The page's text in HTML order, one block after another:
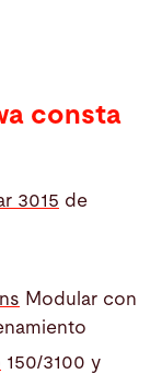
consta
3015 de
Modular con
150/3100 y